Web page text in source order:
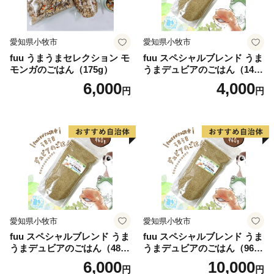
愛知県小牧市
fuu うまうまセレクション モ
モンガのごはん（175g）
6,000円
愛知県小牧市
fuu スペシャルブレンド うま
うまデュビアのごはん（140
4,000円
愛知県小牧市
fuu スペシャルブレンド うま
うまデュビアのごはん（480
6,000円
愛知県小牧市
fuu スペシャルブレンド うま
うまデュビアのごはん（960
10,000円